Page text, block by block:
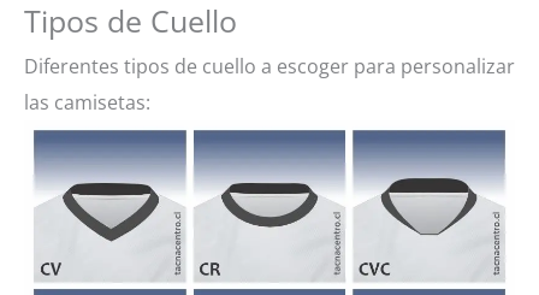
Tipos de Cuello
Diferentes tipos de cuello a escoger para personalizar
las camisetas: